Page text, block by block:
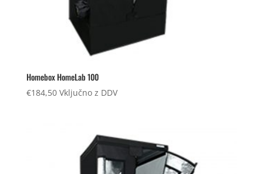
Homebox HomeLab 100
€184,50 Vključno z DDV